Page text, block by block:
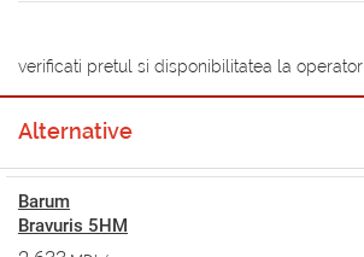
verificati pretul si disponibilitatea la operator
Alternative
Barum
Bravuris 5HM